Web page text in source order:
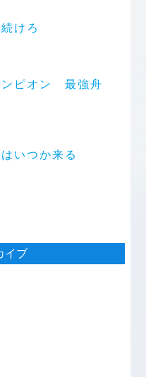
けろ
ンピオン 最強舟
いつか来る
イブ